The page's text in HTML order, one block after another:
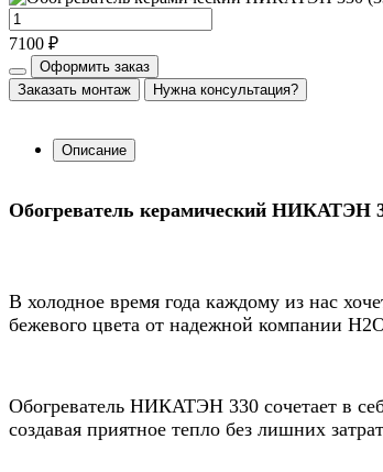
7100 ₽
Оформить заказ
Заказать монтаж
Нужна консультация?
Описание
Обогреватель керамический НИКАТЭН
В холодное время года каждому из нас
бежевого цвета от надежной компании
Обогреватель НИКАТЭН 330 сочетает в
создавая приятное тепло без лишних